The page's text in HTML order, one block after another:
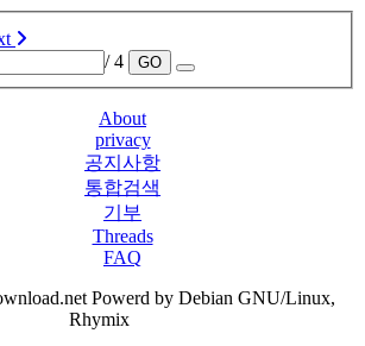
/ 4
GO
About
privacy
공지사항
통합검색
기부
Threads
FAQ
Powerd by Debian GNU/Linux,
Rhymix